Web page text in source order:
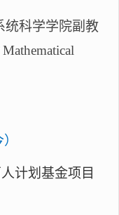
统科学学院副教
计划基金项目